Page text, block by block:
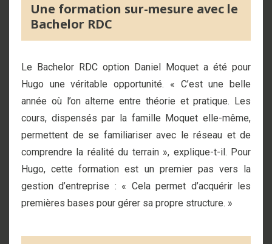
Une formation sur-mesure avec le
Bachelor RDC
Le Bachelor RDC option Daniel Moquet a été pour
Hugo une véritable opportunité. « C’est une belle
année où l’on alterne entre théorie et pratique. Les
cours, dispensés par la famille Moquet elle-même,
permettent de se familiariser avec le réseau et de
comprendre la réalité du terrain », explique-t-il. Pour
Hugo, cette formation est un premier pas vers la
gestion d’entreprise : « Cela permet d’acquérir les
premières bases pour gérer sa propre structure. »